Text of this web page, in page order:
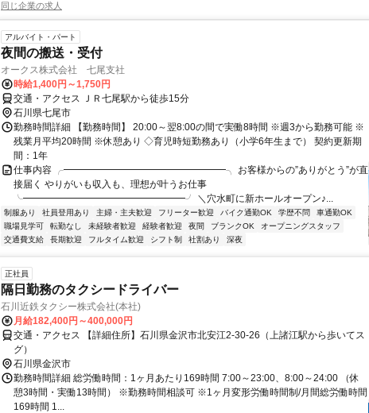
同じ企業の求人
アルバイト・パート
夜間の搬送・受付
オークス株式会社 七尾支社
時給1,400円～1,750円
交通・アクセス ＪＲ七尾駅から徒歩15分
石川県七尾市
勤務時間詳細 【勤務時間】 20:00～翌8:00の間で実働8時間 ※週3から勤務可能 ※
残業月平均20時間 ※休憩あり ◇育児時短勤務あり（小学6年生まで） 契約更新期
間：1年
仕事内容 ╭━━━━━━━━━━━━━━━━━╮ お客様からの”ありがとう”が直
接届く やりがいも収入も、理想が叶うお仕事
╰━━━━━━━━━━━━━━━━━╯ ＼穴水町に新ホールオープン♪...
制服あり 社員登用あり 主婦・主夫歓迎 フリーター歓迎 バイク通勤OK 学歴不問
車通勤OK
職場見学可
転勤なし 未経験者歓迎 経験者歓迎 夜間 ブランクOK
オープニングスタッフ
交通費支給
長期歓迎 フルタイム歓迎 シフト制 社割あり 深夜
正社員
隔日勤務のタクシードライバー
石川近鉄タクシー株式会社(本社)
月給182,400円～400,000円
交通・アクセス 【詳細住所】石川県金沢市北安江2-30-26（上諸江駅から歩いてス
グ）
石川県金沢市
勤務時間詳細 総労働時間：1ヶ月あたり169時間 7:00～23:00、8:00～24:00 （休
憩3時間・実働13時間） ※勤務時間相談可 ※1ヶ月変形労働時間制/月間総労働時間
169時間 1...